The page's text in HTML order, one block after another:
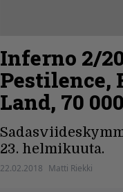
Inferno 2/
Pestilence,
Land, 70
23. helmikuuta.
22.02.2018 Matti Riekki